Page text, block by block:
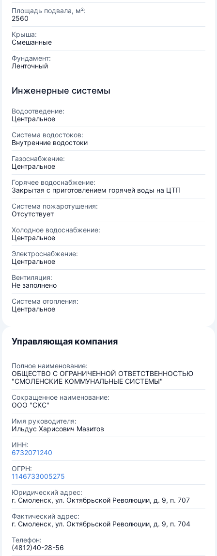
Площадь подвала, м²:
2560
Крыша:
Смешанные
Фундамент:
Ленточный
Инженерные системы
Водоотведение:
Центральное
Система водостоков:
Внутренние водостоки
Газоснабжение:
Центральное
Горячее водоснабжение:
Закрытая с приготовлением горячей воды на ЦТП
Система пожаротушения:
Отсутствует
Холодное водоснабжение:
Центральное
Электроснабжение:
Центральное
Вентиляция:
Не заполнено
Система отопления:
Центральное
Управляющая компания
Полное наименование:
ОБЩЕСТВО С ОГРАНИЧЕННОЙ ОТВЕТСТВЕННОСТЬЮ
"СМОЛЕНСКИЕ КОММУНАЛЬНЫЕ СИСТЕМЫ"
Сокращенное наименование:
ООО "СКС"
Имя руководителя:
Ильдус Харисович Мазитов
ИНН:
6732071240
ОГРН:
1146733005275
Юридический адрес:
г. Смоленск, ул. Октябрьской Революции, д. 9, п. 707
Фактический адрес:
г. Смоленск, ул. Октябрьской Революции, д. 9, п. 704
Телефон:
(4812)40-28-56